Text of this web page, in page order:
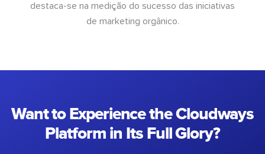
destaca-se na medição do sucesso das iniciativas
de marketing orgânico.
Want to Experience the Cloudways
Platform in Its Full Glory?